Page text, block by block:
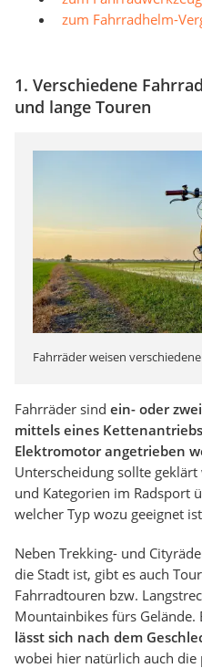
zum Fahrradhelm-
1. Verschiedene
und lange Touren
Fahrräder weisen
Fahrräder sind ein- oder
mittels eines
Elektromotor angetrieben
Unterscheidung sollte
und Kategorien im Radsport
welcher Typ wozu geeignet
Neben Trekking- und
die Stadt ist, gibt es auch
Fahrradtouren bzw.
Mountainbikes fürs Gelände.
lässt sich nach dem
wobei hier natürlich auch